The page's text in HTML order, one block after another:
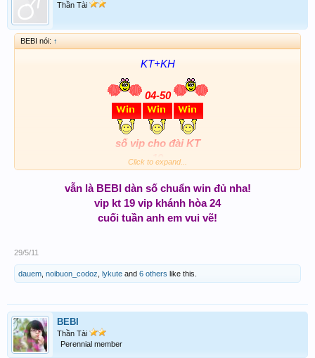
Thần Tài
BEBI nói: ↑
KT+KH
04-50
số vip cho đài KT
19
Click to expand...
vẫn là BEBI dàn số chuẩn win đủ nha!
vip kt 19 vip khánh hòa 24
cuối tuần anh em vui vẽ!
29/5/11
dauem noibuon_codoz lykute and 6 others like this.
BEBI
Thần Tài
Perennial member